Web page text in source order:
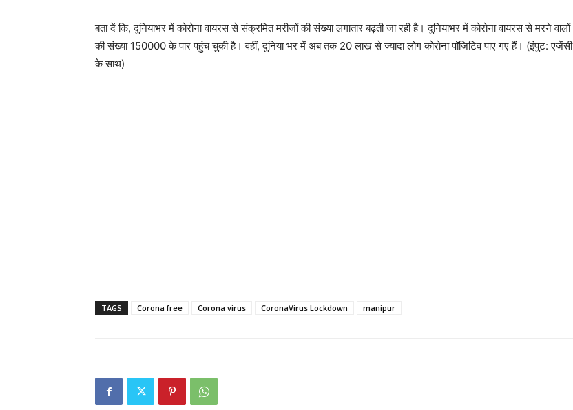
बता दें कि, दुनियाभर में कोरोना वायरस से संक्रमित मरीजों की संख्या लगातार बढ़ती जा रही है। दुनियाभर में कोरोना वायरस से मरने वालों
की संख्या 150000 के पार पहुंच चुकी है। वहीं, दुनिया भर में अब तक 20 लाख से ज्यादा लोग कोरोना पॉजिटिव पाए गए हैं। (इंपुट: एजेंसी
के साथ)
TAGS Corona free Corona virus CoronaVirus Lockdown manipur